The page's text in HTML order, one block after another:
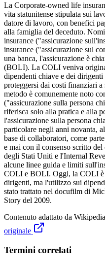
La Corporate-owned life
vita statunitense stipulata sui
datore di lavoro, con benefici
alla famiglia del deceduto.
insurance ("assicurazione
insurance ("assicurazione sul
una banca, l'assicurazione è
(BOLI). La COLI veniva
dipendenti chiave e dei
proteggersi dai costi finanziari
metodo è comunemente noto
("assicurazione sulla persona
riferisca solo alla pratica e alla
l'assicurazione sulla persona
particolare negli anni novanta,
base di collaboratori, come
e mai con il consenso scritto
degli Stati Uniti e l'Internal
alcune linee guida e limiti
COLI e BOLI. Oggi, la COLI è
dirigenti, ma l'utilizzo sui
stato trattato nel docufilm di
Story del 2009.
Contenuto adattato da Wikipedia
originale
Termini correlati